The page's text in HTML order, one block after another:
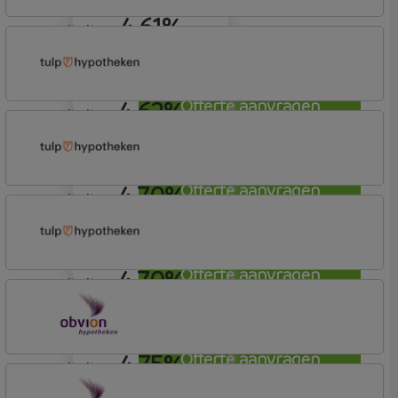
4,61%
Offerte aanvragen
annuiteit
4,62%
Offerte aanvragen
Allianz
annuiteit
4,70%
Offerte aanvragen
Tulp Compleet Hypotheken
annuiteit
4,70%
Offerte aanvragen
Tulp Compleet Hypotheken
annuiteit
4,75%
Tulp Hypotheken
Tulp Compleet Hypotheken
annuiteit
OBVION Hypotheken